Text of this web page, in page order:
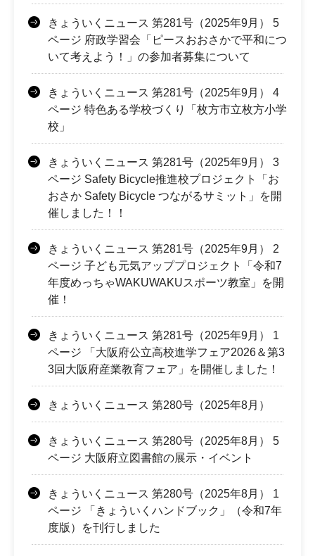
きょういくニュース 第281号（2025年9月） 5
ページ 府政学習会「ピースおおさかで平和につ
いて考えよう！」の参加者募集について
きょういくニュース 第281号（2025年9月） 4
ページ 特色ある学校づくり「枚方市立枚方小学
校」
きょういくニュース 第281号（2025年9月） 3
ページ Safety Bicycle推進校プロジェクト「お
おさか Safety Bicycle つながるサミット」を開
催しました！！
きょういくニュース 第281号（2025年9月） 2
ページ 子ども元気アッププロジェクト「令和7
年度めっちゃWAKUWAKUスポーツ教室」を開
催！
きょういくニュース 第281号（2025年9月） 1
ページ 「大阪府公立高校進学フェア2026＆第3
3回大阪府産業教育フェア」を開催しました！
きょういくニュース 第280号（2025年8月）
きょういくニュース 第280号（2025年8月） 5
ページ 大阪府立図書館の展示・イベント
きょういくニュース 第280号（2025年8月） 1
ページ 「きょういくハンドブック」（令和7年
度版）を刊行しました